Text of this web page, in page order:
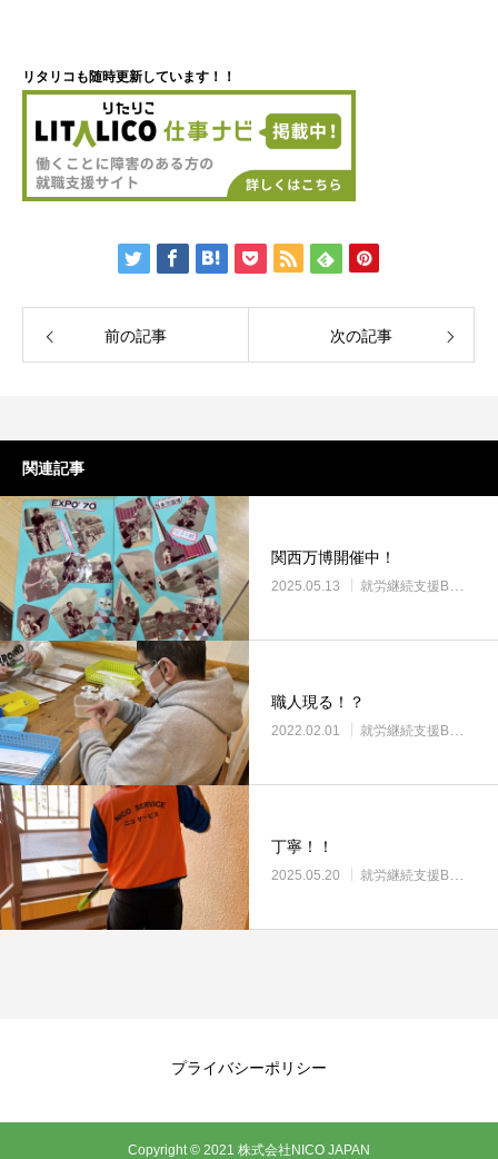
リタリコも随時更新しています！！
前の記事 次の記事
関連記事
関西万博開催中！
2025.05.13 就労継続支援B型・ニコサービス
職人現る！？
2022.02.01 就労継続支援B型・ニコサービス
丁寧！！
2025.05.20 就労継続支援B型・ニコサービス
プライバシーポリシー
Copyright © 2021 株式会社NICO JAPAN